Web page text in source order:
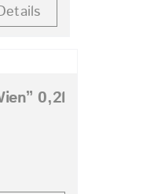
0,2l